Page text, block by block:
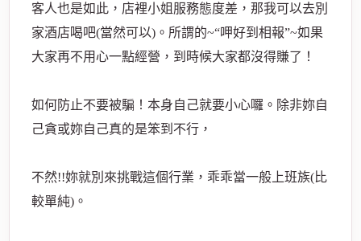
客人也是如此，店裡小姐服務態度差，那我可以去別
家酒店喝吧(當然可以)。所謂的~“呷好到相報”~如果
大家再不用心一點經營，到時候大家都沒得賺了！
如何防止不要被騙！本身自己就要小心囉。除非妳自
己貪或妳自己真的是笨到不行，
不然!!妳就別來挑戰這個行業，乖乖當一般上班族(比
較單純)。